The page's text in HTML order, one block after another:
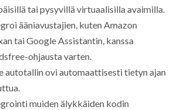
tai pysyvillä virtuaalisilla avaimilla.
ääniavustajien, kuten Amazon
tai Google Assistantin, kanssa
ohjausta varten.
autotallin ovi automaattisesti tietyn ajan
muiden älykkäiden kodin